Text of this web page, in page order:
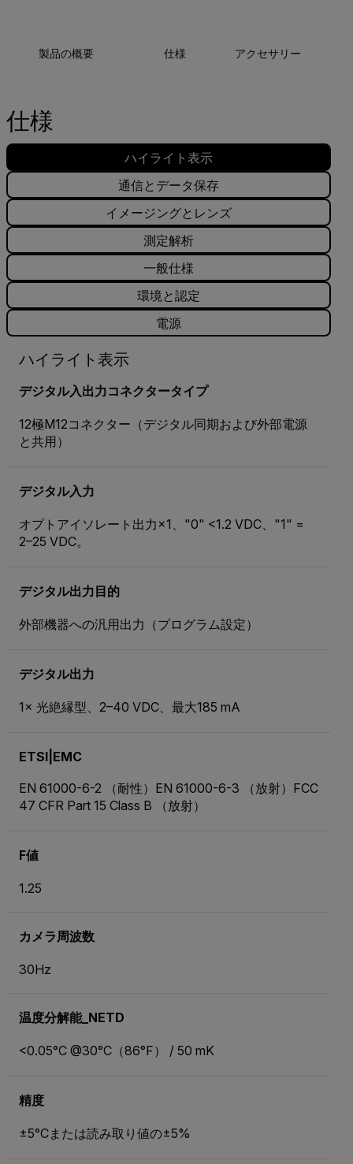
製品の概要 仕様 アクセサリー
仕様
ハイライト表示
通信とデータ保存
イメージングとレンズ
測定解析
一般仕様
環境と認定
電源
ハイライト表示
デジタル入出力コネクタータイプ
12極M12コネクター（デジタル同期および外部電源
と共用）
デジタル入力
オプトアイソレート出力×1、"0" <1.2 VDC、"1" =
2–25 VDC。
デジタル出力目的
外部機器への汎用出力（プログラム設定）
デジタル出力
1× 光絶縁型、2–40 VDC、最大185 mA
ETSI|EMC
EN 61000-6-2 （耐性）EN 61000-6-3 （放射）FCC
47 CFR Part 15 Class B （放射）
F値
1.25
カメラ周波数
30Hz
温度分解能_NETD
<0.05°C @30°C（86°F） / 50 mK
精度
±5°Cまたは読み取り値の±5%